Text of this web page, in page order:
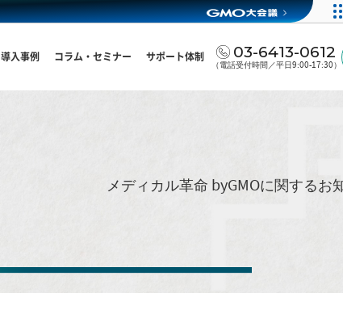
導入事例 コラム・セミナー サポート体制 03-6413-0612
（電話受付時間／平日9:00-17:30）
メディカル革命 byGMOに関するお